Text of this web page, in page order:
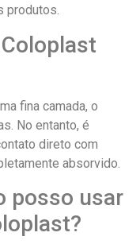
produtos.
fina camada, o
No entanto, é
direto com
absorvido.
posso usar